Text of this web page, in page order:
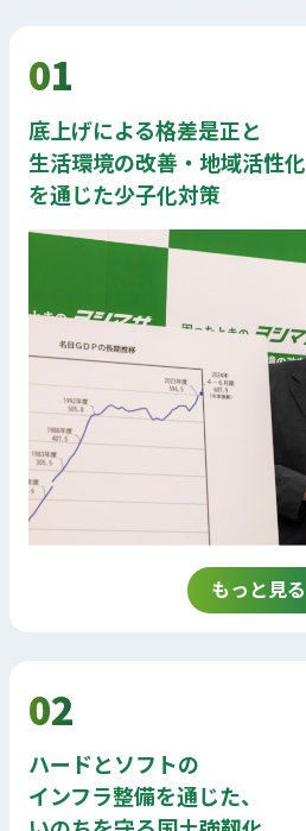
01
底上げによる格差是正と
生活環境の改善・地域活性化
を通じた少子化対策
もっと見る
02
ハードとソフトの
インフラ整備を通じた、